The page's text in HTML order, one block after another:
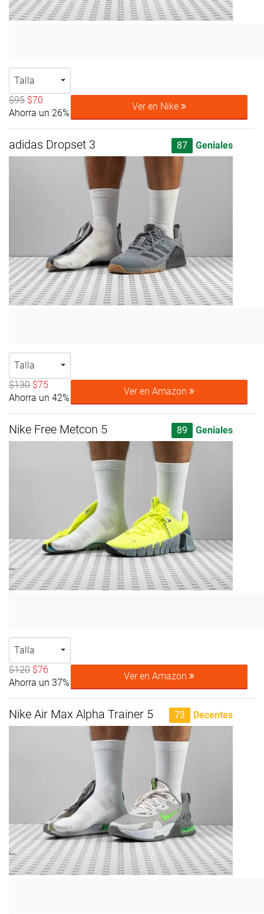
Talla
$95 $70
Ahorra un 26%
Ver en Nike
adidas Dropset 3 87 Geniales
Talla
$130 $75
Ahorra un 42%
Ver en Amazon
Nike Free Metcon 5 89 Geniales
Talla
$120 $76
Ahorra un 37%
Ver en Amazon
Nike Air Max Alpha Trainer 5 73 Decentes